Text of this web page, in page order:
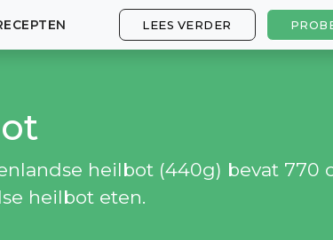
LEES VERDER
heilbot (440g) bevat 770
heilbot eten.